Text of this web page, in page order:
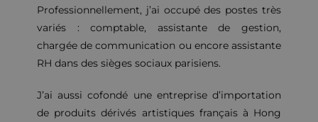
Professionnellement, j’ai occupé des postes très
variés : comptable, assistante de gestion,
chargée de communication ou encore assistante
RH dans des sièges sociaux parisiens.
J’ai aussi cofondé une entreprise d’importation
de produits dérivés artistiques français à Hong